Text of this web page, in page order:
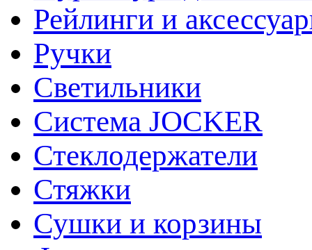
Рейлинги и
Ручки
Светильники
Система JOCKER
Стеклодержатели
Стяжки
Сушки и корзины